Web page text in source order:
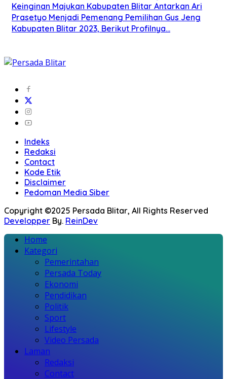
Keinginan Majukan Kabupaten Blitar Antarkan Ari
Prasetyo Menjadi Pemenang Pemilihan Gus Jeng
Kabupaten Blitar 2023, Berikut Profilnya…
Indeks
Redaksi
Contact
Kode Etik
Disclaimer
Pedoman Media Siber
Copyright ©2025 Persada Blitar, All Rights Reserved
Developper By. ReinDev
Home
Kategori
Pemerintahan
Persada Today
Ekonomi
Pendidikan
Politik
Sport
Lifestyle
Video Persada
Laman
Redaksi
Contact